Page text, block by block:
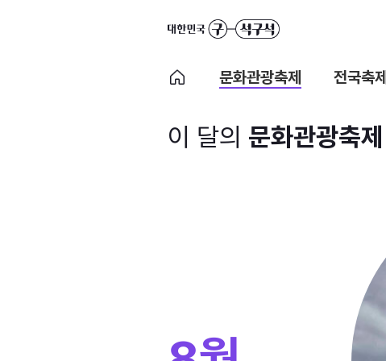
문화관광축제 전국축제
이 달의 문화관광축제